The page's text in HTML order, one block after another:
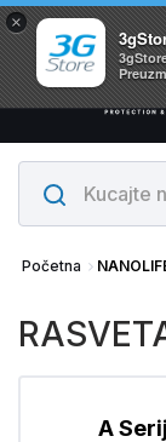
× Svi
Početna
A